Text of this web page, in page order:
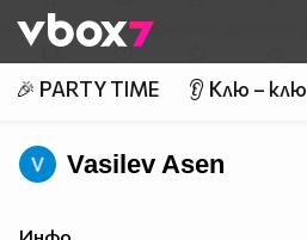
👾
🎉 PARTY TIME 👂 Клю – клю
Vasilev Asen